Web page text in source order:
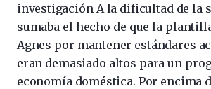
investigación A la dificultad de la
sumaba el hecho de que la
Agnes por mantener estándares
eran demasiado altos para un
economía doméstica. Por encima